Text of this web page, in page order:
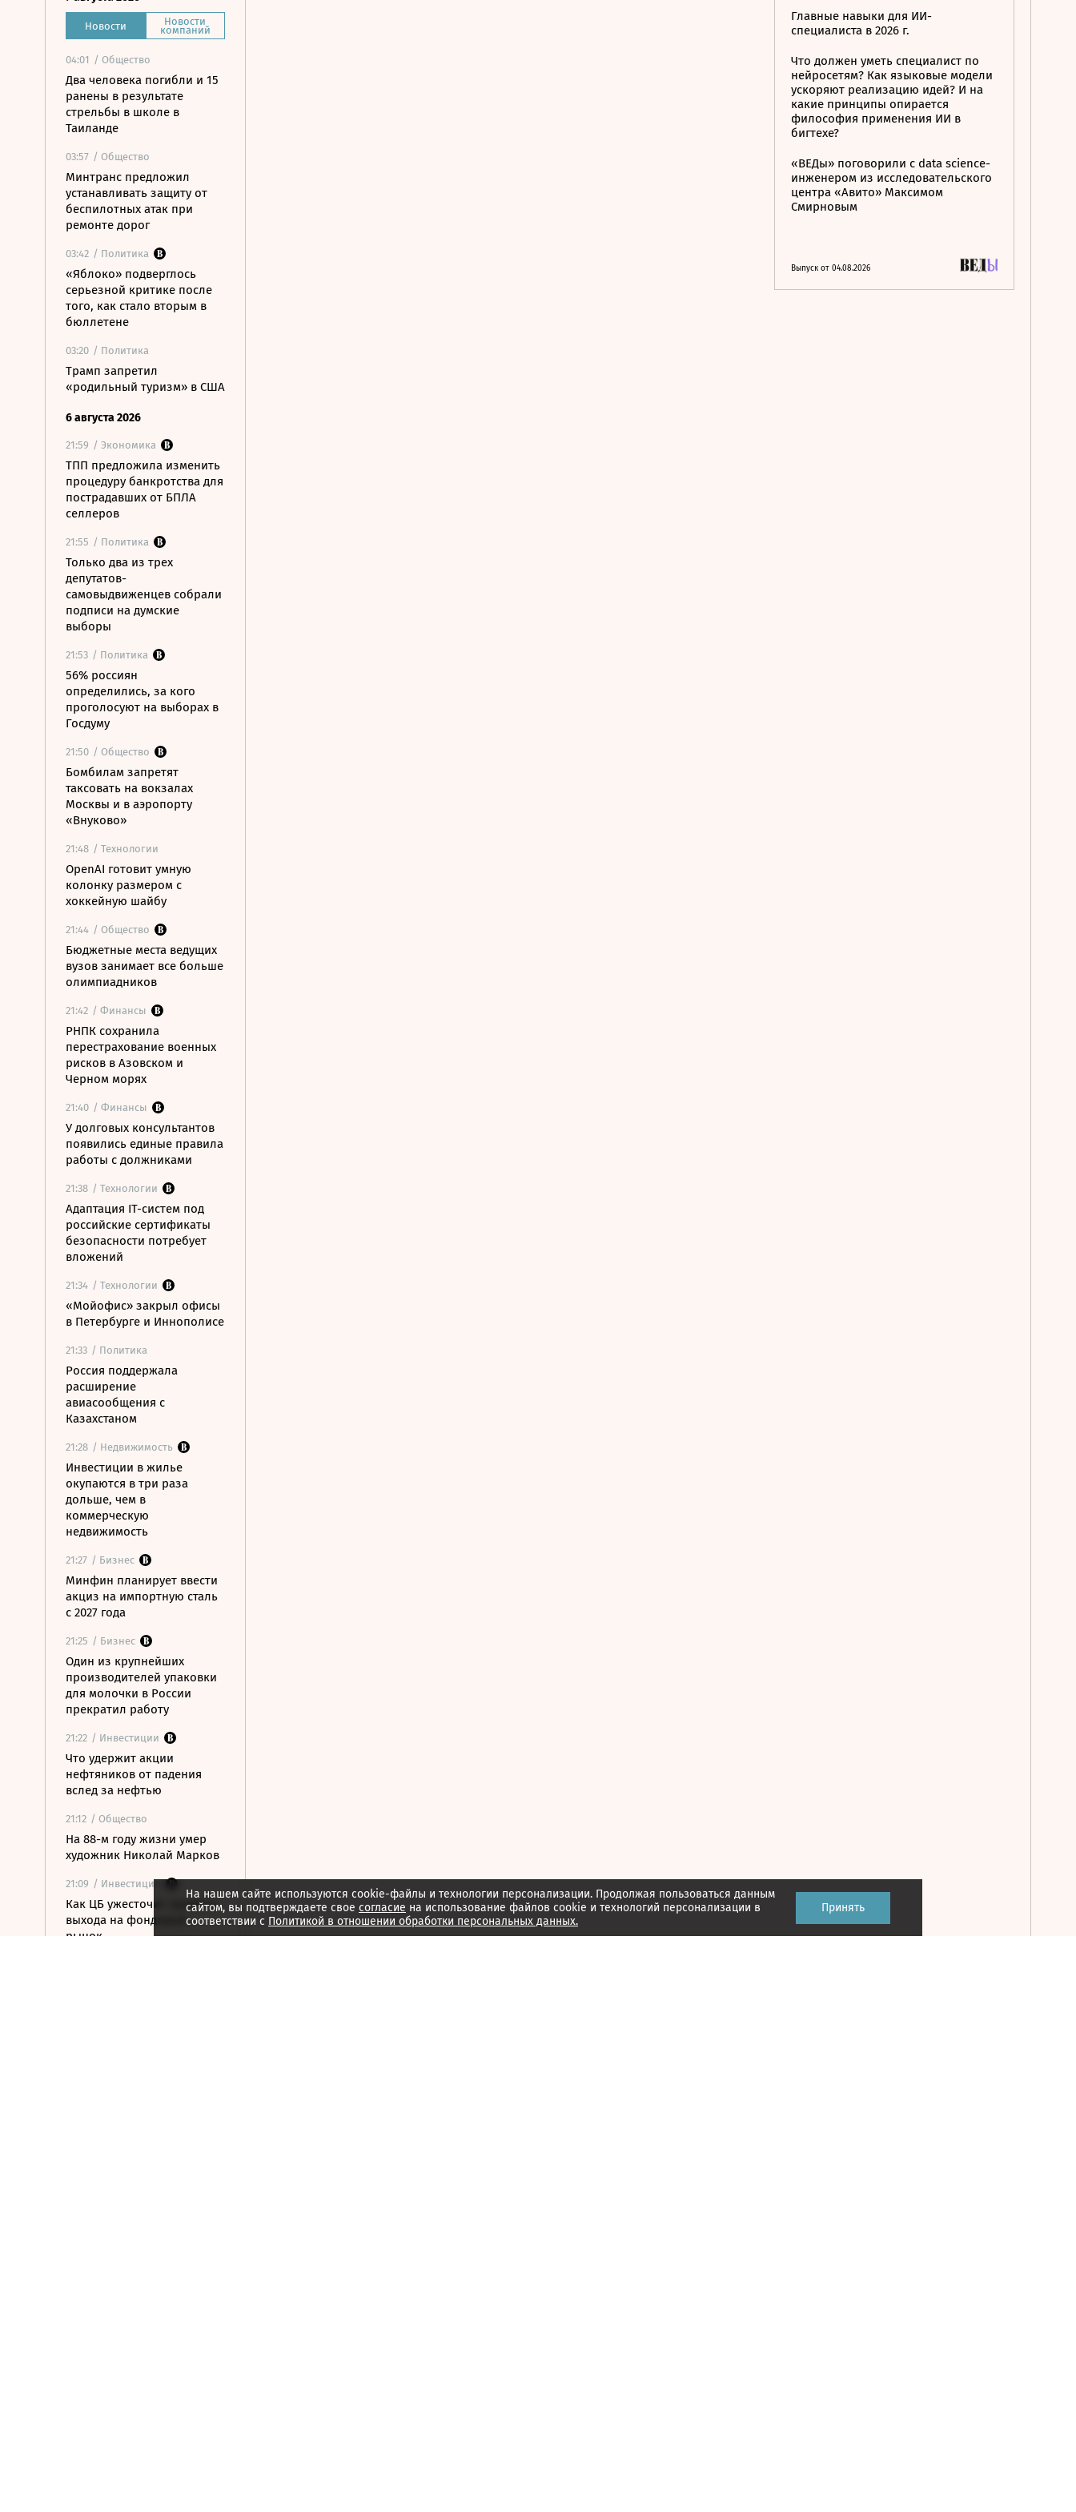
Новости Новости
компаний
04:01 / Общество
Два человека погибли и 15
ранены в результате
стрельбы в школе в
Таиланде
03:57 / Общество
Минтранс предложил
устанавливать защиту от
беспилотных атак при
ремонте дорог
03:42 / Политика
«Яблоко» подверглось
серьезной критике после
того, как стало вторым в
бюллетене
03:20 / Политика
Трамп запретил
«родильный туризм» в США
6 августа 2026
21:59 / Экономика
ТПП предложила изменить
процедуру банкротства для
пострадавших от БПЛА
селлеров
21:55 / Политика
Только два из трех
депутатов-
самовыдвиженцев собрали
подписи на думские
выборы
21:53 / Политика
56% россиян
определились, за кого
проголосуют на выборах в
Госдуму
21:50 / Общество
Бомбилам запретят
таксовать на вокзалах
Москвы и в аэропорту
«Внуково»
21:48 / Технологии
OpenAI готовит умную
колонку размером с
хоккейную шайбу
21:44 / Общество
Бюджетные места ведущих
вузов занимает все больше
олимпиадников
21:42 / Финансы
РНПК сохранила
перестрахование военных
рисков в Азовском и
Черном морях
21:40 / Финансы
У долговых консультантов
появились единые правила
работы с должниками
21:38 / Технологии
Адаптация IT-систем под
российские сертификаты
безопасности потребует
вложений
21:34 / Технологии
«Мойофис» закрыл офисы
в Петербурге и Иннополисе
21:33 / Политика
Россия поддержала
расширение
авиасообщения с
Казахстаном
21:28 / Недвижимость
Инвестиции в жилье
окупаются в три раза
дольше, чем в
коммерческую
недвижимость
21:27 / Бизнес
Минфин планирует ввести
акциз на импортную сталь
с 2027 года
21:25 / Бизнес
Один из крупнейших
производителей упаковки
для молочки в России
прекратил работу
21:22 / Инвестиции
Что удержит акции
нефтяников от падения
вслед за нефтью
21:12 / Общество
На 88-м году жизни умер
художник Николай Марков
21:09 / Инвестиции
Как ЦБ ужесточит правила
выхода на фондовый
рынок
Главные навыки для ИИ-
специалиста в 2026 г.
Что должен уметь специалист по
нейросетям? Как языковые модели
ускоряют реализацию идей? И на
какие принципы опирается
философия применения ИИ в
бигтехе?
«ВЕДы» поговорили с data science-
инженером из исследовательского
центра «Авито» Максимом
Смирновым
Выпуск от 04.08.2026
На нашем сайте используются cookie-файлы и технологии персонализации. Продолжая пользоваться данным
сайтом, вы подтверждаете свое согласие на использование файлов cookie и технологий персонализации в
соответствии с Политикой в отношении обработки персональных данных.
Принять